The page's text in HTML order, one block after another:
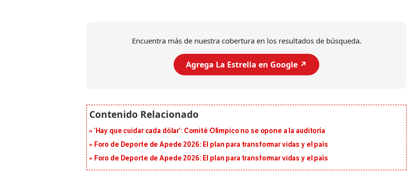
Encuentra más de nuestra cobertura en los resultados de búsqueda.
Agrega La Estrella en Google ↗️
‘Hay que cuidar cada dólar’: Comité Olímpico no se opone a la auditoría
Foro de Deporte de Apede 2026: El plan para transformar vidas y el país
Foro de Deporte de Apede 2026: El plan para transformar vidas y el país
al sur de Japón, provocando una